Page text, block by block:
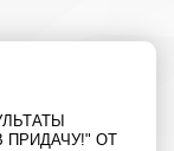
ПРИДАЧУ!" ОТ